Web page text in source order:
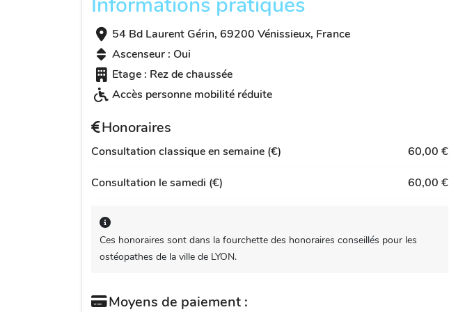
54 Bd Laurent Gérin, 69200 Vénissieux, France
Ascenseur : Oui
Etage : Rez de chaussée
Accès personne mobilité réduite
Honoraires
Consultation classique en semaine (€) 60,00 €
Consultation le samedi (€) 60,00 €
Ces honoraires sont dans la fourchette des honoraires conseillés pour les
ostéopathes de la ville de LYON.
Moyens de paiement :